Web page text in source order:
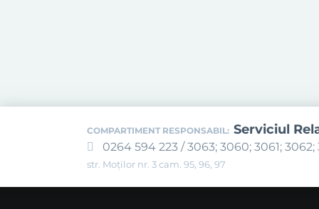
COMPARTIMENT RESPONSABIL: Serviciul
0264 594 223 / 3063; 3060; 3061; 3062;
str. Moților nr. 3 cam. 95, 96, 97